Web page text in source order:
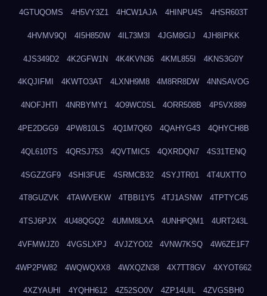
4GTUQOMS 4H5VY3Z1 4HCW1AJA 4HINPU4S 4HSR603T
4HVMV9QI 4I5H850W 4IL73M3I 4JGM8GIJ 4JH8IPKK
4JS349D2 4K2GFW1N 4K4KVN36 4KML855I 4KNS3G0Y
4KQJIFMI 4KWTO3AT 4LXNH9M8 4M8RR8DW 4NNSAVOG
4NOFJHTI 4NRBYMY1 4O9WC0SL 4ORR508B 4P5VX889
4PE2DGG9 4PW810LS 4Q1M7Q60 4QAHYG43 4QHYCH8B
4QL610TS 4QRSJ753 4QVTMIC5 4QXRDQN7 4S31TENQ
4SGZZGF9 4SHI3FUE 4SRMCB32 4SYJTR01 4T4UXTTO
4T8GUZVK 4TAWVEKW 4TBBI1Y5 4TJ1ASNW 4TPTYC45
4TSJ6PJX 4U48QGQ2 4UMM8LXA 4UNHPQM1 4URT243L
4VFMWJZ0 4VGSLXPJ 4VJZYO02 4VNW7KSQ 4W6ZE1F7
4WP2PW82 4WQWQXX8 4WXQZN38 4X7TT8GV 4XYOT662
4XZYAUHI 4YQHH612 4Z52SO0V 4ZP14UIL 4ZVGSBH0